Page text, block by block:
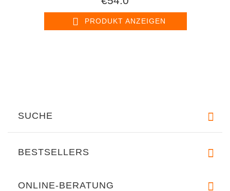
PRODUKT ANZEIGEN
SUCHE
BESTSELLERS
ONLINE-BERATUNG